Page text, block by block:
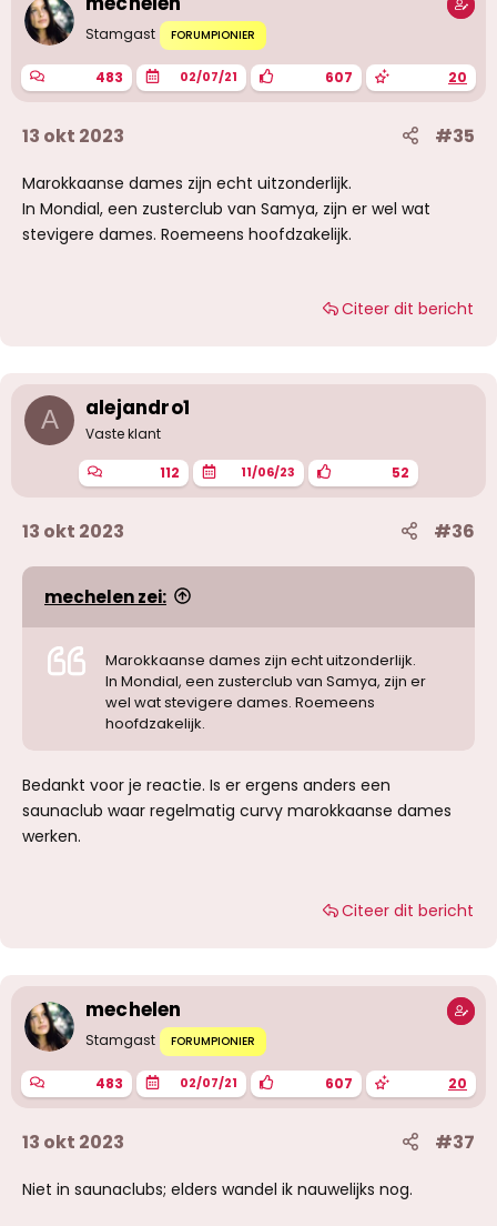
Stamgast FORUMPIONIER
483 02/07/21 607 20
13 okt 2023 #35
Marokkaanse dames zijn echt uitzonderlijk.
In Mondial, een zusterclub van Samya, zijn er wel wat
stevigere dames. Roemeens hoofdzakelijk.
Citeer dit bericht
A alejandro1
Vaste klant
112 11/06/23 52
13 okt 2023 #36
mechelen zei:
Marokkaanse dames zijn echt uitzonderlijk.
In Mondial, een zusterclub van Samya, zijn er
wel wat stevigere dames. Roemeens
hoofdzakelijk.
Bedankt voor je reactie. Is er ergens anders een
saunaclub waar regelmatig curvy marokkaanse dames
werken.
Citeer dit bericht
mechelen
Stamgast FORUMPIONIER
483 02/07/21 607 20
13 okt 2023 #37
Niet in saunaclubs; elders wandel ik nauwelijks nog.